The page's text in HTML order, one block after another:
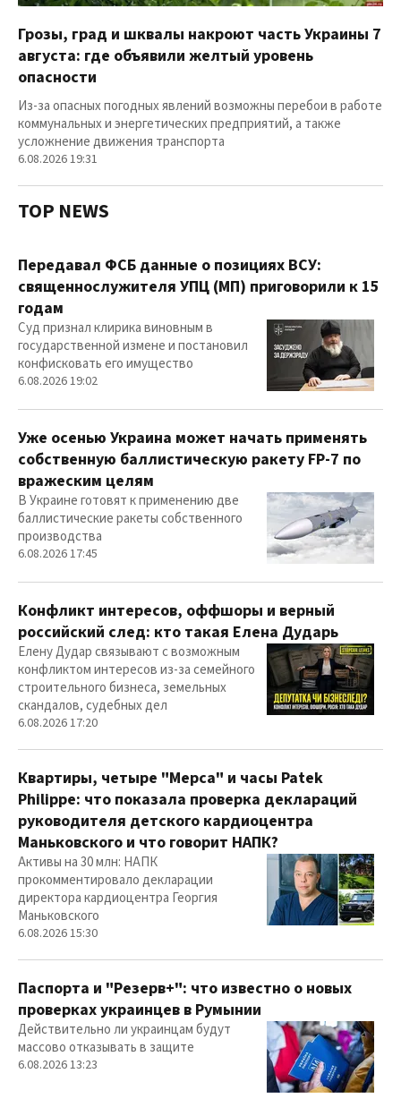
Грозы, град и шквалы накроют часть Украины 7
августа: где объявили желтый уровень
опасности
Из-за опасных погодных явлений возможны перебои в работе
коммунальных и энергетических предприятий, а также
усложнение движения транспорта
6.08.2026 19:31
TOP NEWS
Передавал ФСБ данные о позициях ВСУ:
священнослужителя УПЦ (МП) приговорили к 15
годам
Суд признал клирика виновным в
государственной измене и постановил
конфисковать его имущество
6.08.2026 19:02
Уже осенью Украина может начать применять
собственную баллистическую ракету FP-7 по
вражеским целям
В Украине готовят к применению две
баллистические ракеты собственного
производства
6.08.2026 17:45
Конфликт интересов, оффшоры и верный
российский след: кто такая Елена Дударь
Елену Дудар связывают с возможным
конфликтом интересов из-за семейного
строительного бизнеса, земельных
скандалов, судебных дел
6.08.2026 17:20
Квартиры, четыре "Мерса" и часы Patek
Philippe: что показала проверка деклараций
руководителя детского кардиоцентра
Маньковского и что говорит НАПК?
Активы на 30 млн: НАПК
прокомментировало декларации
директора кардиоцентра Георгия
Маньковского
6.08.2026 15:30
Паспорта и "Резерв+": что известно о новых
проверках украинцев в Румынии
Действительно ли украинцам будут
массово отказывать в защите
6.08.2026 13:23